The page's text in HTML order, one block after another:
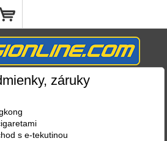
záruky
s e-tekutinou